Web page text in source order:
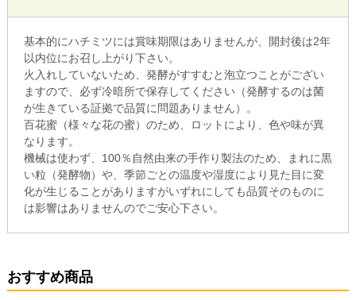
基本的にハチミツには賞味期限はありませんが、開封後は2年
以内位にお召し上がり下さい。
火入れしていないため、発酵がすすむと泡立つことがござい
ますので、必ず冷暗所で保存してください（発酵するのは菌
が生きている証拠で品質に問題ありません）。
百花蜜（様々な花の蜜）のため、ロットにより、色や味が異
なります。
機械は使わず、100％自然由来の手作り製法のため、まれに黒
い粒（発酵物）や、季節ごとの温度や湿度により見た目に変
化が生じることがありますがいずれにしても品質そのものに
は影響はありませんのでご安心下さい。
おすすめ商品